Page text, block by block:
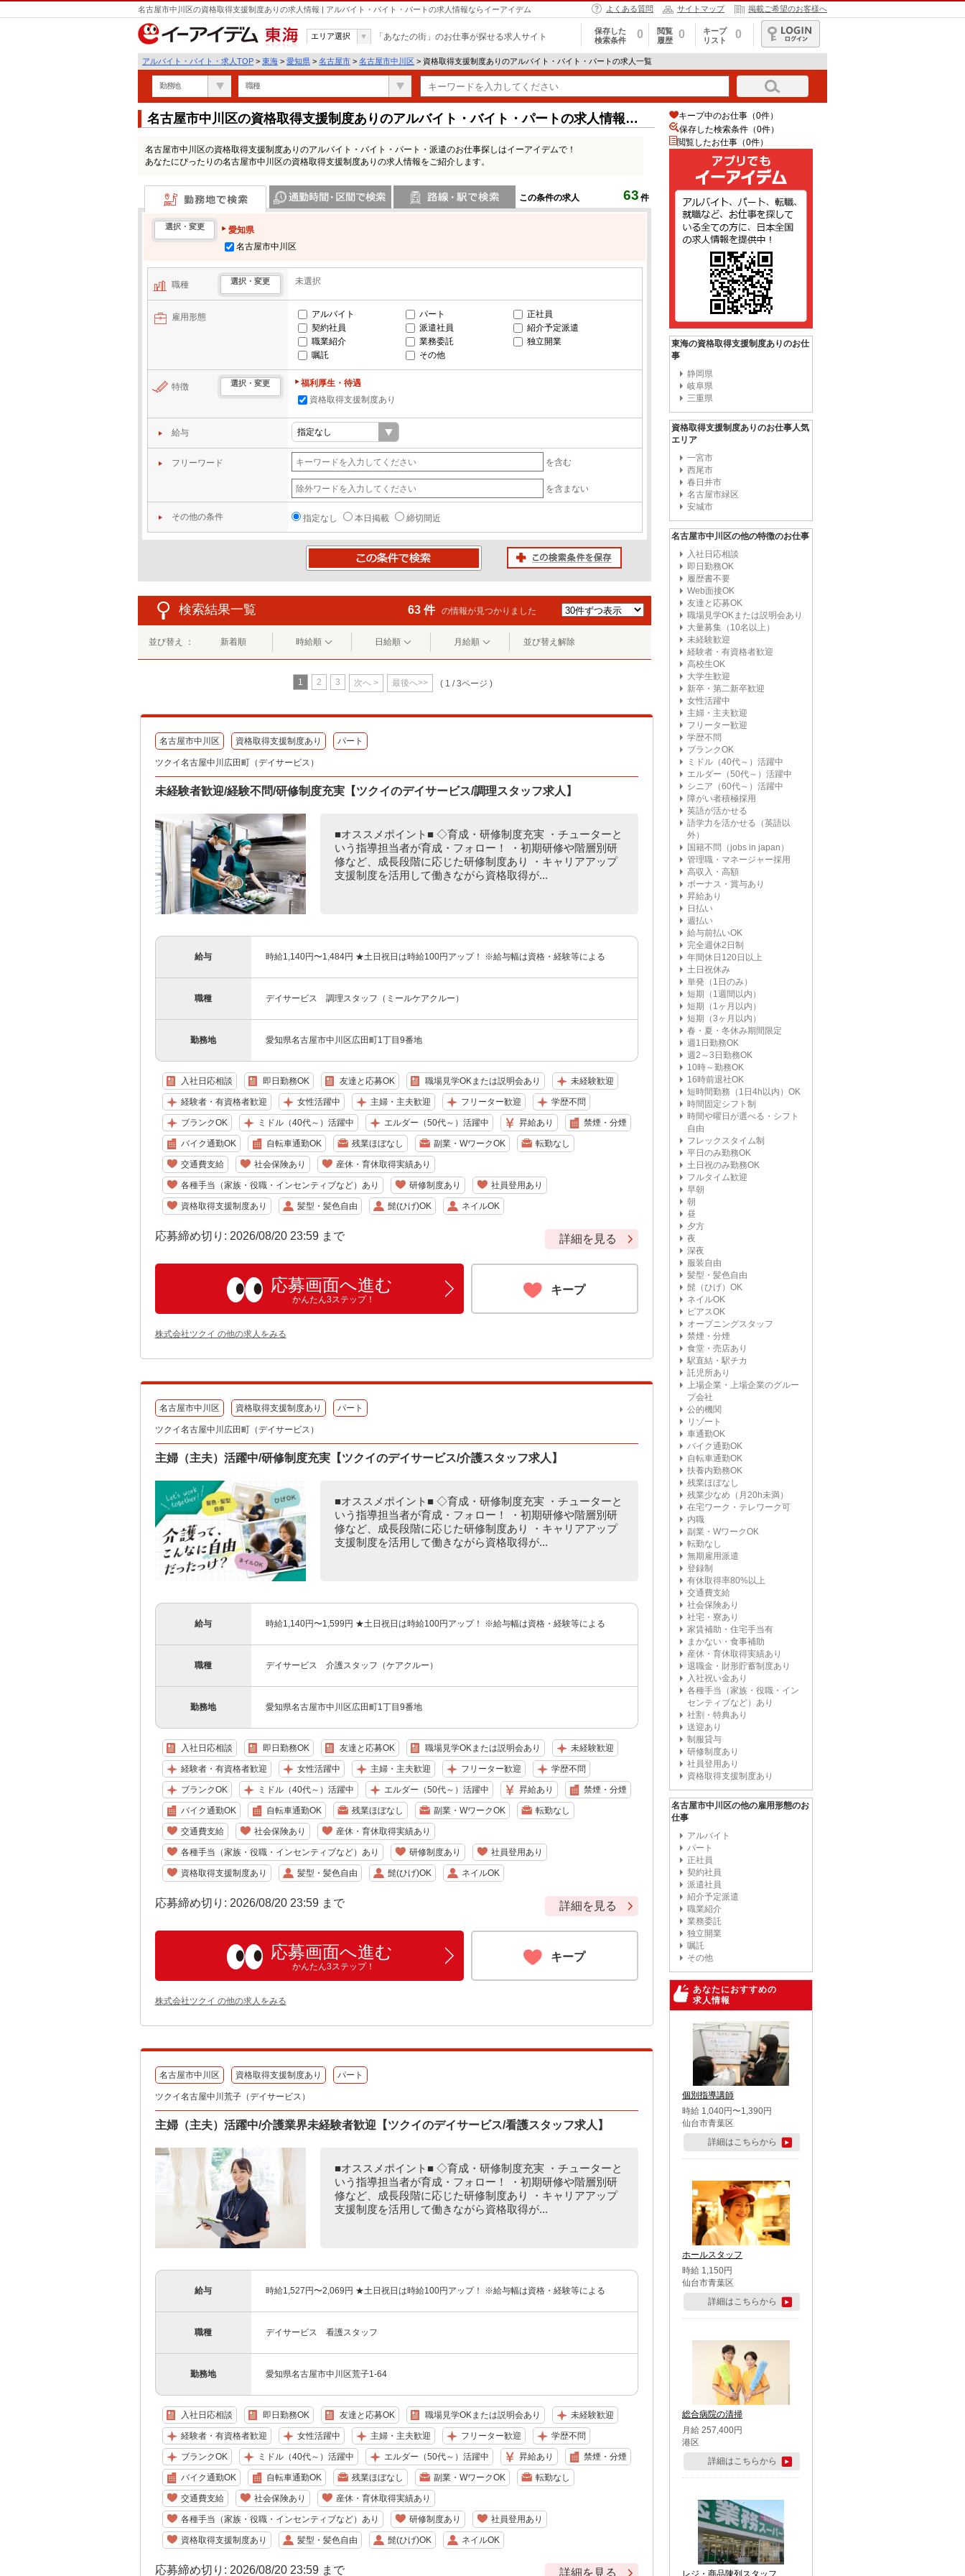
名古屋市中川区の資格取得支援制度ありの求人情報 | アルバイト・バイト・パートの求人情報ならイーアイデム よくある質問 サイトマップ 掲載ご希望のお客様へ
東海
エリア選択 「あなたの街」のお仕事が探せる求人サイト
保存した
検索条件
0
閲覧
履歴
0
キープ
リスト
0
ログイン
アルバイト・バイト・求人TOP > 東海 > 愛知県 > 名古屋市 > 名古屋市中川区 > 資格取得支援制度ありのアルバイト・バイト・パートの求人一覧
勤務地 職種
名古屋市中川区の資格取得支援制度ありのアルバイト・バイト・パートの求人情報一
名古屋市中川区の資格取得支援制度ありのアルバイト・バイト・パート・派遣のお仕事探しはイーアイデムで！
あなたにぴったりの名古屋市中川区の資格取得支援制度ありの求人情報をご紹介します。
この条件の求人 63 件
勤務地で検索
選択・変更
愛知県
名古屋市中川区
職種 選択・変更 未選択
雇用形態 アルバイト パート
正社員
契約社員
派遣社員
紹介予定派遣
職業紹介
業務委託
独立開業
嘱託
その他
特徴 選択・変更
福利厚生・待遇
資格取得支援制度あり
給与
フリーワード を含む
を含まない
その他の条件 指定なし 本日掲載 締切間近
検索結果一覧 63 件 の情報が見つかりました
並び替え ： 新着順 時給順 日給順 月給順 並び替え解除
1 2 3 次へ > 最後へ>> ( 1 / 3ページ )
名古屋市中川区 資格取得支援制度あり パート
ツクイ名古屋中川広田町（デイサービス）
未経験者歓迎/経験不問/研修制度充実【ツクイのデイサービス/調理スタッフ求人】
■オススメポイント■ ◇育成・研修制度充実 ・チューターと
いう指導担当者が育成・フォロー！ ・初期研修や階層別研
修など、成長段階に応じた研修制度あり ・キャリアアップ
支援制度を活用して働きながら資格取得が...
給与 時給1,140円〜1,484円 ★土日祝日は時給100円アップ！ ※給与幅は資格・経験等による
職種 デイサービス 調理スタッフ（ミールケアクルー）
勤務地 愛知県名古屋市中川区広田町1丁目9番地
入社日応相談 即日勤務OK 友達と応募OK 職場見学OKまたは説明会あり 未経験歓迎
経験者・有資格者歓迎 女性活躍中 主婦・主夫歓迎 フリーター歓迎 学歴不問
ブランクOK ミドル（40代～）活躍中 エルダー（50代～）活躍中 昇給あり 禁煙・分煙
バイク通勤OK 自転車通勤OK 残業ほぼなし 副業・WワークOK 転勤なし
交通費支給 社会保険あり 産休・育休取得実績あり
各種手当（家族・役職・インセンティブなど）あり 研修制度あり 社員登用あり
資格取得支援制度あり 髪型・髪色自由 髭(ひげ)OK ネイルOK
応募締め切り: 2026/08/20 23:59 まで 詳細を見る
応募画面へ進む
かんたん3ステップ！
キープ
株式会社ツクイ の他の求人をみる
名古屋市中川区 資格取得支援制度あり パート
ツクイ名古屋中川広田町（デイサービス）
主婦（主夫）活躍中/研修制度充実【ツクイのデイサービス/介護スタッフ求人】
■オススメポイント■ ◇育成・研修制度充実 ・チューターと
いう指導担当者が育成・フォロー！ ・初期研修や階層別研
修など、成長段階に応じた研修制度あり ・キャリアアップ
支援制度を活用して働きながら資格取得が...
給与 時給1,140円〜1,599円 ★土日祝日は時給100円アップ！ ※給与幅は資格・経験等による
職種 デイサービス 介護スタッフ（ケアクルー）
勤務地 愛知県名古屋市中川区広田町1丁目9番地
入社日応相談 即日勤務OK 友達と応募OK 職場見学OKまたは説明会あり 未経験歓迎
経験者・有資格者歓迎 女性活躍中 主婦・主夫歓迎 フリーター歓迎 学歴不問
ブランクOK ミドル（40代～）活躍中 エルダー（50代～）活躍中 昇給あり 禁煙・分煙
バイク通勤OK 自転車通勤OK 残業ほぼなし 副業・WワークOK 転勤なし
交通費支給 社会保険あり 産休・育休取得実績あり
各種手当（家族・役職・インセンティブなど）あり 研修制度あり 社員登用あり
資格取得支援制度あり 髪型・髪色自由 髭(ひげ)OK ネイルOK
応募締め切り: 2026/08/20 23:59 まで 詳細を見る
応募画面へ進む
かんたん3ステップ！
キープ
株式会社ツクイ の他の求人をみる
名古屋市中川区 資格取得支援制度あり パート
ツクイ名古屋中川荒子（デイサービス）
主婦（主夫）活躍中/介護業界未経験者歓迎【ツクイのデイサービス/看護スタッフ求人】
■オススメポイント■ ◇育成・研修制度充実 ・チューターと
いう指導担当者が育成・フォロー！ ・初期研修や階層別研
修など、成長段階に応じた研修制度あり ・キャリアアップ
支援制度を活用して働きながら資格取得が...
給与 時給1,527円〜2,069円 ★土日祝日は時給100円アップ！ ※給与幅は資格・経験等による
職種 デイサービス 看護スタッフ
勤務地 愛知県名古屋市中川区荒子1-64
入社日応相談 即日勤務OK 友達と応募OK 職場見学OKまたは説明会あり 未経験歓迎
経験者・有資格者歓迎 女性活躍中 主婦・主夫歓迎 フリーター歓迎 学歴不問
ブランクOK ミドル（40代～）活躍中 エルダー（50代～）活躍中 昇給あり 禁煙・分煙
バイク通勤OK 自転車通勤OK 残業ほぼなし 副業・WワークOK 転勤なし
交通費支給 社会保険あり 産休・育休取得実績あり
各種手当（家族・役職・インセンティブなど）あり 研修制度あり 社員登用あり
資格取得支援制度あり 髪型・髪色自由 髭(ひげ)OK ネイルOK
応募締め切り: 2026/08/20 23:59 まで 詳細を見る
キープ中のお仕事（0件）
保存した検索条件（0件）
閲覧したお仕事（0件）
東海の資格取得支援制度ありのお仕
事
静岡県
岐阜県
三重県
資格取得支援制度ありのお仕事人気
エリア
一宮市
西尾市
春日井市
名古屋市緑区
安城市
名古屋市中川区の他の特徴のお仕事
入社日応相談
即日勤務OK
履歴書不要
Web面接OK
友達と応募OK
職場見学OKまたは説明会あり
大量募集（10名以上）
未経験歓迎
経験者・有資格者歓迎
高校生OK
大学生歓迎
新卒・第二新卒歓迎
女性活躍中
主婦・主夫歓迎
フリーター歓迎
学歴不問
ブランクOK
ミドル（40代～）活躍中
エルダー（50代～）活躍中
シニア（60代～）活躍中
障がい者積極採用
英語が活かせる
語学力を活かせる（英語以
外）
国籍不問（jobs in japan）
管理職・マネージャー採用
高収入・高額
ボーナス・賞与あり
昇給あり
日払い
週払い
給与前払いOK
完全週休2日制
年間休日120日以上
土日祝休み
単発（1日のみ）
短期（1週間以内）
短期（1ヶ月以内）
短期（3ヶ月以内）
春・夏・冬休み期間限定
週1日勤務OK
週2～3日勤務OK
10時～勤務OK
16時前退社OK
短時間勤務（1日4h以内）OK
時間固定シフト制
時間や曜日が選べる・シフト
自由
フレックスタイム制
平日のみ勤務OK
土日祝のみ勤務OK
フルタイム歓迎
早朝
朝
昼
夕方
夜
深夜
服装自由
髪型・髪色自由
髭（ひげ）OK
ネイルOK
ピアスOK
オープニングスタッフ
禁煙・分煙
食堂・売店あり
駅直結・駅チカ
託児所あり
上場企業・上場企業のグルー
プ会社
公的機関
リゾート
車通勤OK
バイク通勤OK
自転車通勤OK
扶養内勤務OK
残業ほぼなし
残業少なめ（月20h未満）
在宅ワーク・テレワーク可
内職
副業・WワークOK
転勤なし
無期雇用派遣
登録制
有休取得率80%以上
交通費支給
社会保険あり
社宅・寮あり
家賃補助・住宅手当有
まかない・食事補助
産休・育休取得実績あり
退職金・財形貯蓄制度あり
入社祝い金あり
各種手当（家族・役職・イン
センティブなど）あり
社割・特典あり
送迎あり
制服貸与
研修制度あり
社員登用あり
資格取得支援制度あり
名古屋市中川区の他の雇用形態のお
仕事
アルバイト
パート
正社員
契約社員
派遣社員
紹介予定派遣
職業紹介
業務委託
独立開業
嘱託
その他
あなたにおすすめの
求人情報
個別指導講師
時給 1,040円〜1,390円
仙台市青葉区
詳細はこちらから
ホールスタッフ
時給 1,150円
仙台市青葉区
詳細はこちらから
総合病院の清掃
月給 257,400円
港区
詳細はこちらから
レジ・商品陳列スタッフ